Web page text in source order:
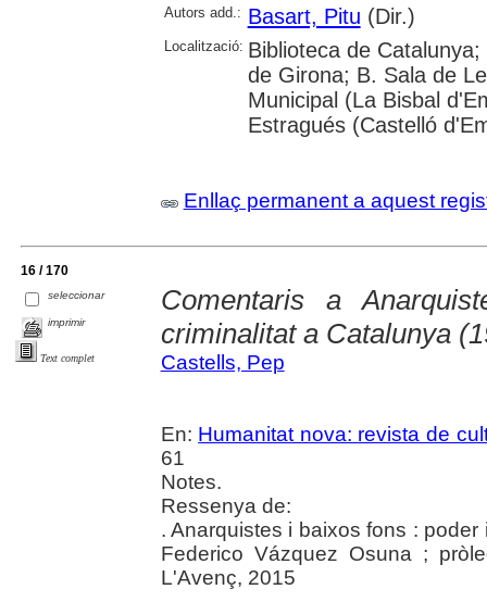
Autors add.: Basart, Pitu (Dir.)
Localització: Biblioteca de
de Girona; B. Sala de
Municipal (La Bisbal
Estragués (Castelló
Enllaç permanent a aquest
16 / 170
seleccionar
imprimir
Text complet
Comentaris a
criminalitat a Catalunya
Castells, Pep
En: Humanitat nova: revista de
61
Notes.
Ressenya de:
. Anarquistes i baixos fons :
Federico Vázquez Osuna ;
L'Avenç, 2015